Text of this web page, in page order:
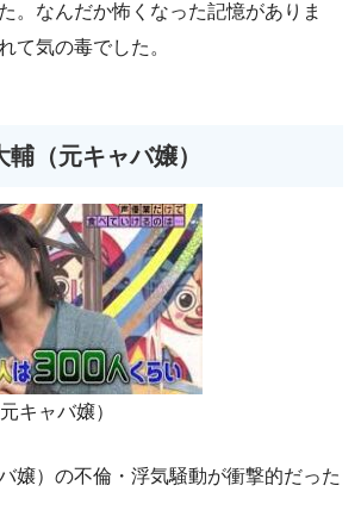
。なんだか怖くなった記憶がありま
て気の毒でした。
（元キャバ嬢）
キャバ嬢）
嬢）の不倫・浮気騒動が衝撃的だった